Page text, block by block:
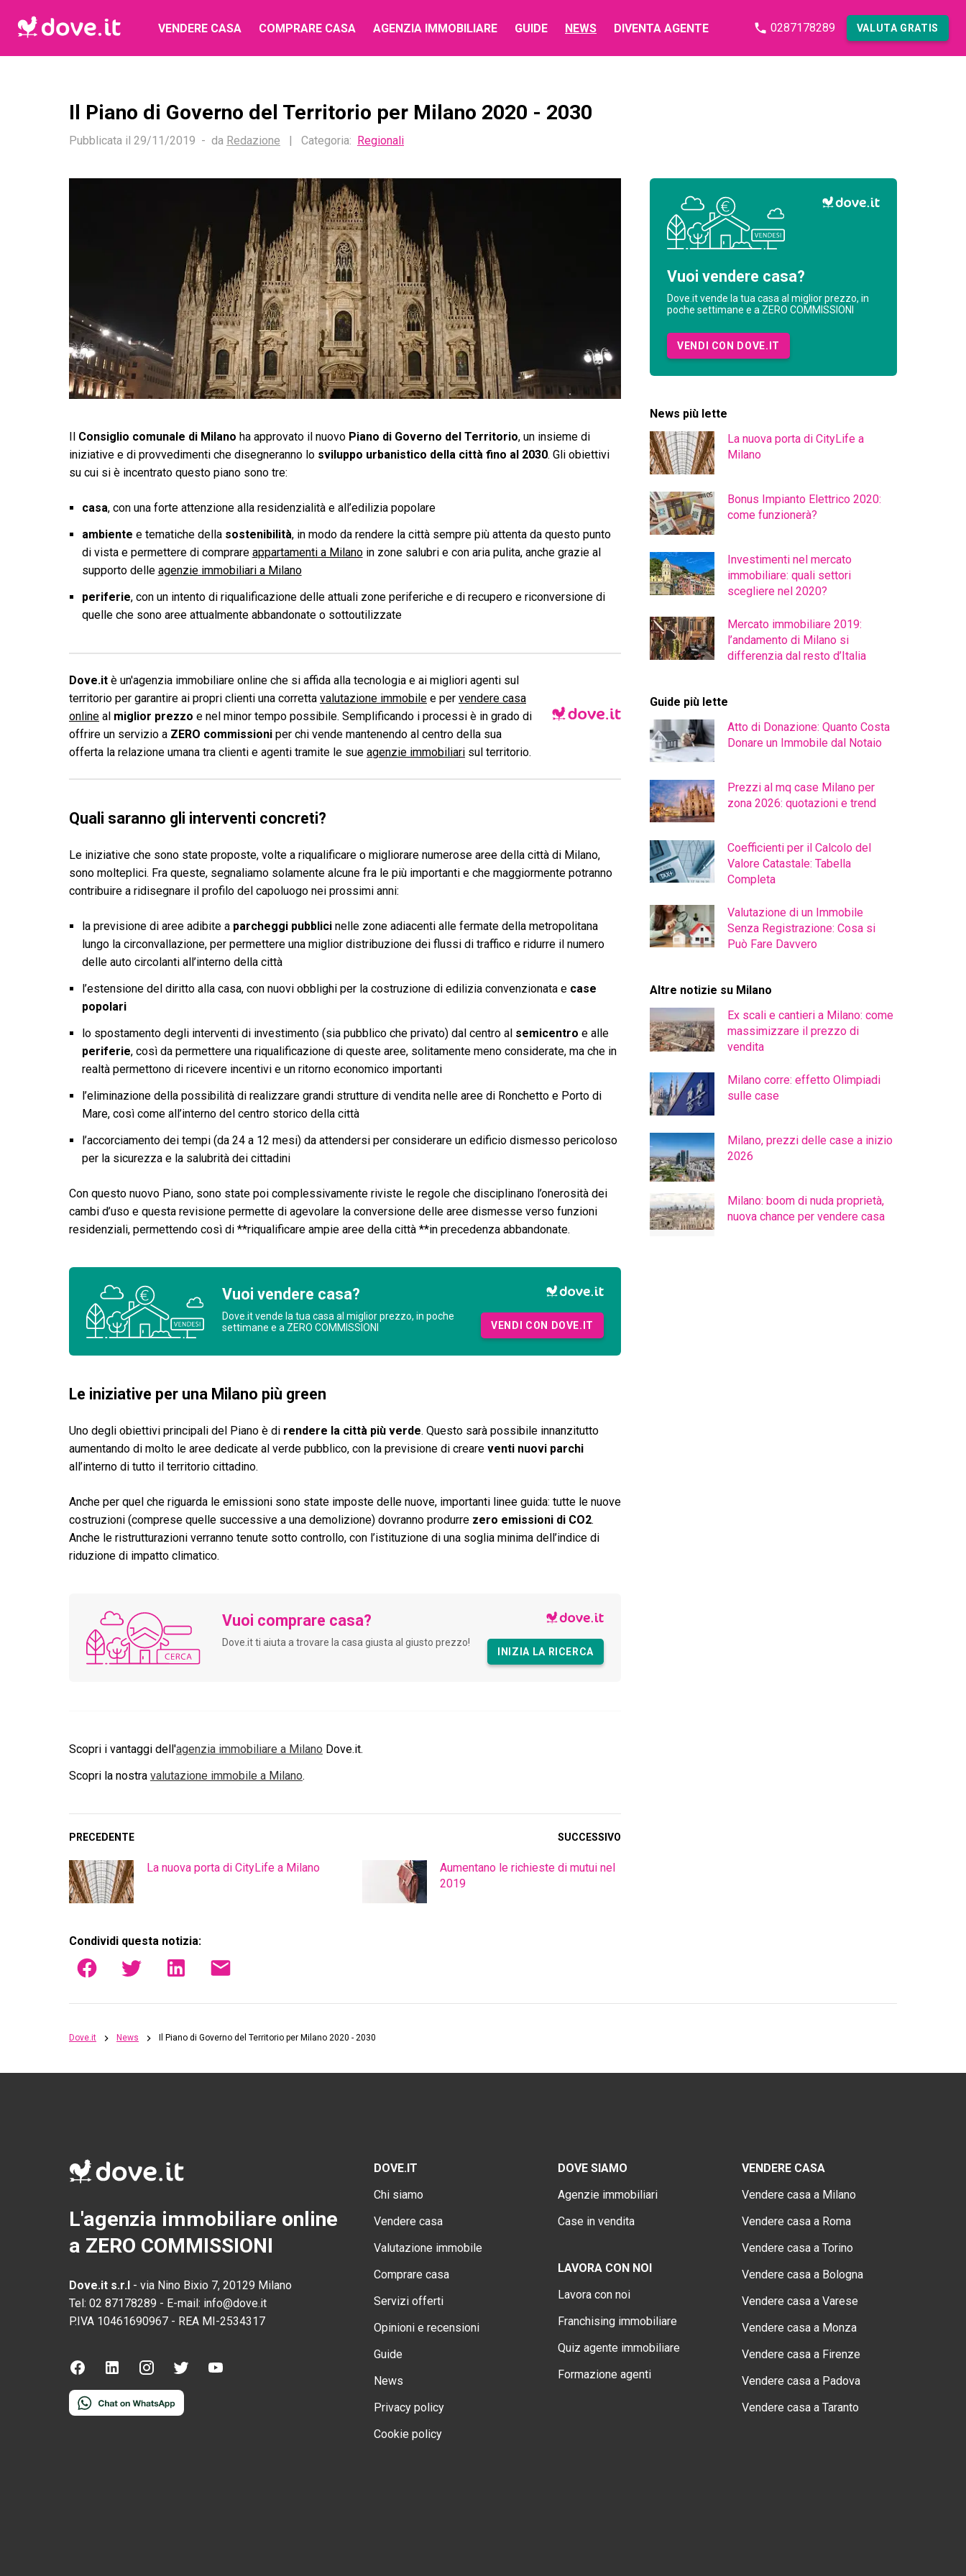
VENDERE CASA COMPRARE CASA AGENZIA IMMOBILIARE GUIDE NEWS DIVENTA AGENTE 0287178289 VALUTA GRATIS
Il Piano di Governo del Territorio per Milano 2020 - 2030
Pubblicata il 29/11/2019 da Redazione | Categoria: Regionali
Il Consiglio comunale di Milano ha approvato il nuovo Piano di Governo del Territorio, un insieme di
iniziative e di provvedimenti che disegneranno lo sviluppo urbanistico della città fino al 2030. Gli obiettivi
su cui si è incentrato questo piano sono tre:
casa, con una forte attenzione alla residenzialità e all’edilizia popolare
ambiente e tematiche della sostenibilità, in modo da rendere la città sempre più attenta da questo punto
di vista e permettere di comprare appartamenti a Milanoin zone salubri e con aria pulita, anche grazie al
supporto delle agenzie immobiliari a Milano
periferie, con un intento di riqualificazione delle attuali zone periferiche e di recupero e riconversione di
quelle che sono aree attualmente abbandonate o sottoutilizzate
Dove.it è un'agenzia immobiliare online che si affida alla tecnologia e ai migliori agenti sul
territorio per garantire ai propri clienti una corretta valutazione immobile e per vendere casa
online al miglior prezzo e nel minor tempo possibile. Semplificando i processi è in grado di
offrire un servizio a ZERO commissioni per chi vende mantenendo al centro della sua
offerta la relazione umana tra clienti e agenti tramite le sue agenzie immobiliari sul territorio.
Quali saranno gli interventi concreti?
Le iniziative che sono state proposte, volte a riqualificare o migliorare numerose aree della città di Milano,
sono molteplici. Fra queste, segnaliamo solamente alcune fra le più importanti e che maggiormente potranno
contribuire a ridisegnare il profilo del capoluogo nei prossimi anni:
la previsione di aree adibite a parcheggi pubblicinelle zone adiacenti alle fermate della metropolitana
lungo la circonvallazione, per permettere una miglior distribuzione dei flussi di traffico e ridurre il numero
delle auto circolanti all’interno della città
l’estensione del diritto alla casa, con nuovi obblighi per la costruzione di edilizia convenzionata e case
popolari
lo spostamento degli interventi di investimento (sia pubblico che privato) dal centro al semicentro e alle
periferie, così da permettere una riqualificazione di queste aree, solitamente meno considerate, ma che in
realtà permettono di ricevere incentivi e un ritorno economico importanti
l’eliminazione della possibilità di realizzare grandi strutture di vendita nelle aree di Ronchetto e Porto di
Mare, così come all’interno del centro storico della città
l’accorciamento dei tempi (da 24 a 12 mesi) da attendersi per considerare un edificio dismesso pericoloso
per la sicurezza e la salubrità dei cittadini
Con questo nuovo Piano, sono state poi complessivamente riviste le regole che disciplinano l’onerosità dei
cambi d’uso e questa revisione permette di agevolare la conversione delle aree dismesse verso funzioni
residenziali, permettendo così di **riqualificare ampie aree della città **in precedenza abbandonate.
Vuoi vendere casa?
Dove.it vende la tua casa al miglior prezzo, in poche
settimane e a ZERO COMMISSIONI
VENDI CON DOVE.IT
Le iniziative per una Milano più green
Uno degli obiettivi principali del Piano è di rendere la città più verde. Questo sarà possibile innanzitutto
aumentando di molto le aree dedicate al verde pubblico, con la previsione di creare venti nuovi parchi
all’interno di tutto il territorio cittadino.
Anche per quel che riguarda le emissioni sono state imposte delle nuove, importanti linee guida: tutte le nuove
costruzioni (comprese quelle successive a una demolizione) dovranno produrre zero emissioni di CO2.
Anche le ristrutturazioni verranno tenute sotto controllo, con l’istituzione di una soglia minima dell’indice di
riduzione di impatto climatico.
Vuoi comprare casa?
Dove.it ti aiuta a trovare la casa giusta al giusto prezzo!
INIZIA LA RICERCA
Scopri i vantaggi dell'agenzia immobiliare a Milano Dove.it.
Scopri la nostra valutazione immobile a Milano.
PRECEDENTE
La nuova porta di CityLife a Milano
SUCCESSIVO
Aumentano le richieste di mutui nel
2019
Condividi questa notizia:
Vuoi vendere casa?
Dove.it vende la tua casa al miglior prezzo, in
poche settimane e a ZERO COMMISSIONI
VENDI CON DOVE.IT
News più lette
La nuova porta di CityLife a
Milano
Bonus Impianto Elettrico 2020:
come funzionerà?
Investimenti nel mercato
immobiliare: quali settori
scegliere nel 2020?
Mercato immobiliare 2019:
l’andamento di Milano si
differenzia dal resto d’Italia
Guide più lette
Atto di Donazione: Quanto Costa
Donare un Immobile dal Notaio
Prezzi al mq case Milano per
zona 2026: quotazioni e trend
Coefficienti per il Calcolo del
Valore Catastale: Tabella
Completa
Valutazione di un Immobile
Senza Registrazione: Cosa si
Può Fare Davvero
Altre notizie su Milano
Ex scali e cantieri a Milano: come
massimizzare il prezzo di
vendita
Milano corre: effetto Olimpiadi
sulle case
Milano, prezzi delle case a inizio
2026
Milano: boom di nuda proprietà,
nuova chance per vendere casa
Dove.it News Il Piano di Governo del Territorio per Milano 2020 - 2030
L'agenzia immobiliare online
a ZERO COMMISSIONI
Dove.it s.r.l - via Nino Bixio 7, 20129 Milano
Tel: 02 87178289 - E-mail: info@dove.it
P.IVA 10461690967 - REA MI-2534317
DOVE.IT
Chi siamo
Vendere casa
Valutazione immobile
Comprare casa
Servizi offerti
Opinioni e recensioni
Guide
News
Privacy policy
Cookie policy
DOVE SIAMO
Agenzie immobiliari
Case in vendita
LAVORA CON NOI
Lavora con noi
Franchising immobiliare
Quiz agente immobiliare
Formazione agenti
VENDERE CASA
Vendere casa a Milano
Vendere casa a Roma
Vendere casa a Torino
Vendere casa a Bologna
Vendere casa a Varese
Vendere casa a Monza
Vendere casa a Firenze
Vendere casa a Padova
Vendere casa a Taranto